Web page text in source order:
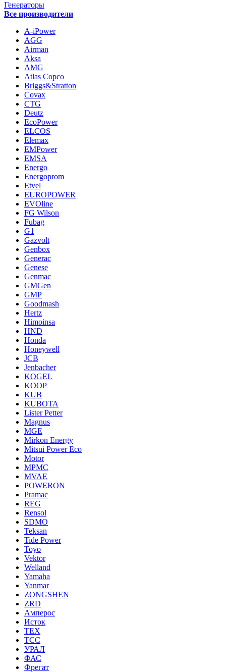
Генераторы
Все производители
A-iPower
AGG
Airman
Aksa
AMG
Atlas Copco
Briggs&Stratton
Covax
CTG
Deutz
EcoPower
ELCOS
Elemax
EMPower
EMSA
Energo
Energoprom
Etvel
EUROPOWER
EVOline
FG Wilson
Fubag
G1
Gazvolt
Genbox
Generac
Genese
Genmac
GMGen
GMP
Goodmash
Hertz
Himoinsa
HND
Honda
Honeywell
JCB
Jenbacher
KOGEL
KOOP
KUB
KUBOTA
Lister Petter
Magnus
MGE
Mirkon Energy
Mitsui Power Eco
Motor
MPMC
MVAE
POWERON
Pramac
REG
Rensol
SDMO
Teksan
Tide Power
Toyo
Vektor
Welland
Yamaha
Yanmar
ZONGSHEN
ZRD
Амперос
Исток
ТЕХ
ТСС
УРАЛ
ФАС
Фрегат